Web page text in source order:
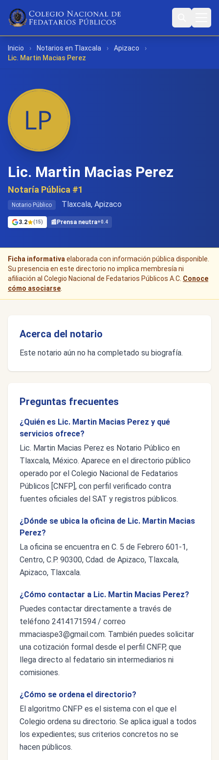
Inicio › Notarios en Tlaxcala › Apizaco
›
Lic. Martin Macias Perez
Lic. Martin Macias Perez
Notaría Pública #1
Notario Público Tlaxcala, Apizaco
3.2 (15) 📰 Prensa neutra+0.4
Ficha informativa elaborada con información pública disponible.
Su presencia en este directorio no implica membresía ni
afiliación al Colegio Nacional de Fedatarios Públicos A.C. Conoce
cómo asociarse
Acerca del notario
Este notario aún no ha completado su biografía.
Preguntas frecuentes
¿Quién es Lic. Martin Macias Perez y qué
servicios ofrece?
Lic. Martin Macias Perez es Notario Público en
Tlaxcala, México. Aparece en el directorio público
operado por el Colegio Nacional de Fedatarios
Públicos [CNFP], con perfil verificado contra
fuentes oficiales del SAT y registros públicos.
¿Dónde se ubica la oficina de Lic. Martin Macias
Perez?
La oficina se encuentra en C. 5 de Febrero 601-1,
Centro, C.P. 90300, Cdad. de Apizaco, Tlaxcala,
Apizaco, Tlaxcala.
¿Cómo contactar a Lic. Martin Macias Perez?
Puedes contactar directamente a través de
teléfono 2414171594 / correo
mmaciaspe3@gmail.com. También puedes solicitar
una cotización formal desde el perfil CNFP, que
llega directo al fedatario sin intermediarios ni
comisiones.
¿Cómo se ordena el directorio?
El algoritmo CNFP es el sistema con el que el
Colegio ordena su directorio. Se aplica igual a todos
los expedientes; sus criterios concretos no se
hacen públicos.